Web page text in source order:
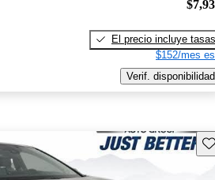
El precio incluye tasas
$152/mes
Verif. disponibilidad